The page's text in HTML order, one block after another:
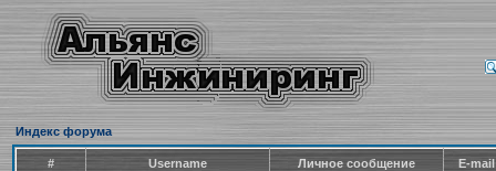
Индекс форума
# Username Личное сообщение E-